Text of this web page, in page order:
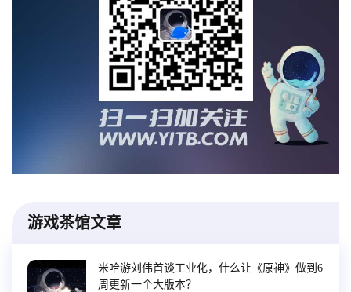
游戏茶馆文章
米哈游刘伟首谈工业化，什么让《原神》做到6
周更新一个大版本？